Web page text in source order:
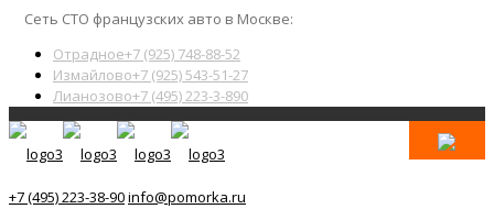
Сеть СТО французских авто в Москве:
Отрадное+7 (925) 748-88-52
Измайлово+7 (925) 543-51-27
Лианозово+7 (495) 223-3-890
+7 (495) 223-38-90info@pomorka.ru